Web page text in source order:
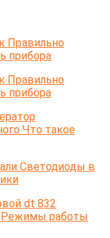
Правильно
прибора
Правильно
прибора
Что такое
Светодиоды в
dt 832
Режимы работы